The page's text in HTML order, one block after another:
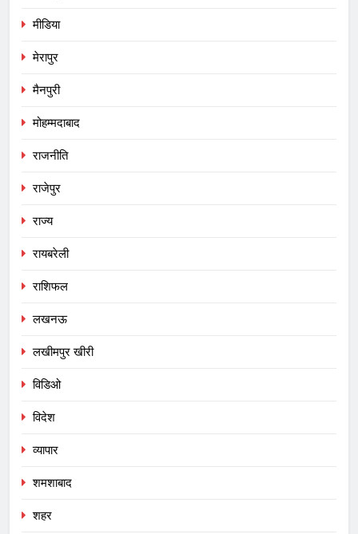
मीडिया
मेरापुर
मैनपुरी
मोहम्मदाबाद
राजनीति
राजेपुर
राज्य
रायबरेली
राशिफल
लखनऊ
लखीमपुर खीरी
विडिओ
विदेश
व्यापार
शमशाबाद
शहर